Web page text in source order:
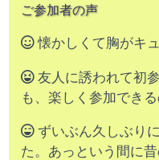
ご参加者の声
懐かしくて胸がキ
友人に誘われて初
も、楽しく参加できる
ずいぶん久しぶり
た。あっという間に